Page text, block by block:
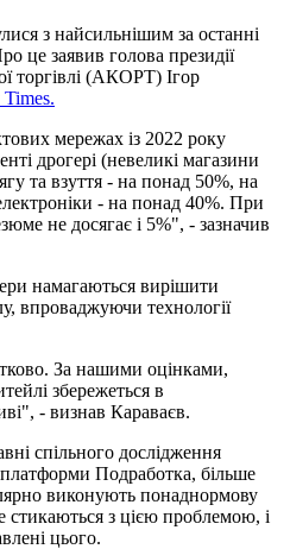
з найсильнішим за останні
це заявив голова президії
торгівлі (АКОРТ) Ігор
мережах із 2022 року
дрогері (невеликі магазини
та взуття - на понад 50%, на
- на понад 40%. При
не досягає і 5%", - зазначив
намагаються вирішити
впроваджуючи технології
За нашими оцінками,
збережеться в
- визнав Караваєв.
спільного дослідження
Подработка, більше
виконують понаднормову
стикаються з цією проблемою, і
цього.